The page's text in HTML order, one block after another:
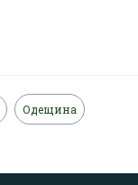
Одещина